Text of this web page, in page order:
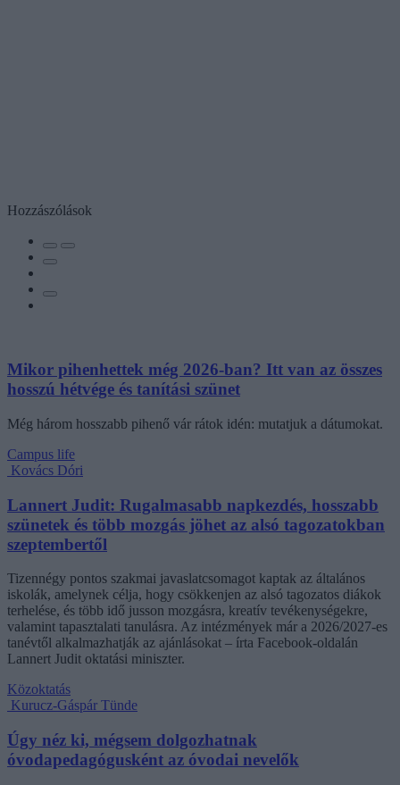
Hozzászólások
Mikor pihenhettek még 2026-ban? Itt van az összes
hosszú hétvége és tanítási szünet
Még három hosszabb pihenő vár rátok idén: mutatjuk a dátumokat.
Campus life
Kovács Dóri
Lannert Judit: Rugalmasabb napkezdés, hosszabb
szünetek és több mozgás jöhet az alsó tagozatokban
szeptembertől
Tizennégy pontos szakmai javaslatcsomagot kaptak az általános
iskolák, amelynek célja, hogy csökkenjen az alsó tagozatos diákok
terhelése, és több idő jusson mozgásra, kreatív tevékenységekre,
valamint tapasztalati tanulásra. Az intézmények már a 2026/2027-es
tanévtől alkalmazhatják az ajánlásokat – írta Facebook-oldalán
Lannert Judit oktatási miniszter.
Közoktatás
Kurucz-Gáspár Tünde
Úgy néz ki, mégsem dolgozhatnak
óvodapedagógusként az óvodai nevelők